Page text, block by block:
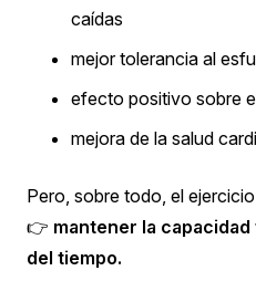
caídas
mejor tolerancia al
efecto positivo sobre
mejora de la salud
Pero, sobre todo, el
👉 mantener la
del tiempo.